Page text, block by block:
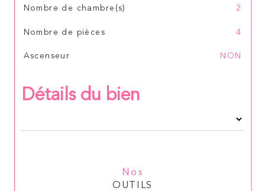
Nombre de chambre(s) 2
Nombre de pièces 4
Ascenseur NON
Détails du bien
Nos
OUTILS